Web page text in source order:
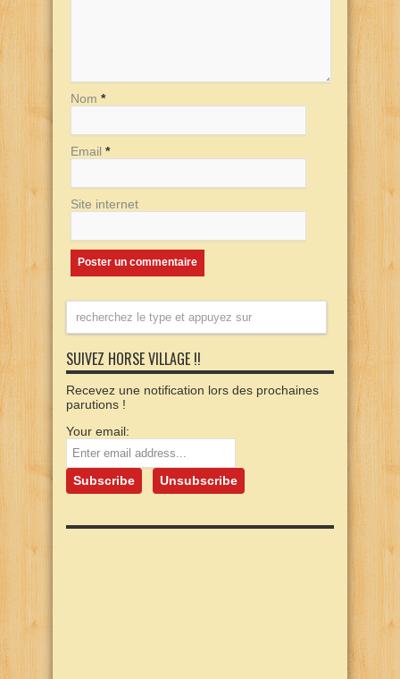
Nom *
Email *
Site internet
SUIVEZ HORSE VILLAGE !!
Recevez une notification lors des prochaines
parutions !
Your email: